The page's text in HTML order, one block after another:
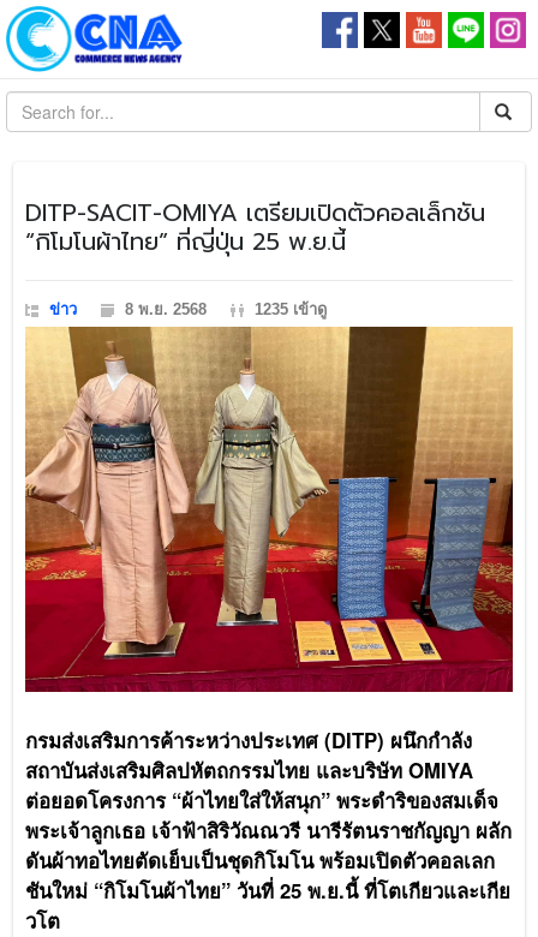
​DITP-SACIT-OMIYA เตรียมเปิดตัวคอลเล็กชัน
“กิโมโนผ้าไทย” ที่ญี่ปุ่น 25 พ.ย.นี้
ข่าว 8 พ.ย. 2568 1235 เข้าดู
กรมส่งเสริมการค้าระหว่างประเทศ (DITP) ผนึกกำลัง
สถาบันส่งเสริมศิลปหัตถกรรมไทย และบริษัท OMIYA
ต่อยอดโครงการ “ผ้าไทยใส่ให้สนุก” พระดำริของสมเด็จ
พระเจ้าลูกเธอ เจ้าฟ้าสิริวัณณวรี นารีรัตนราชกัญญา ผลัก
ดันผ้าทอไทยตัดเย็บเป็นชุดกิโมโน พร้อมเปิดตัวคอลเลก
ชันใหม่ “กิโมโนผ้าไทย” วันที่ 25 พ.ย.นี้ ที่โตเกียวและเกีย
วโต